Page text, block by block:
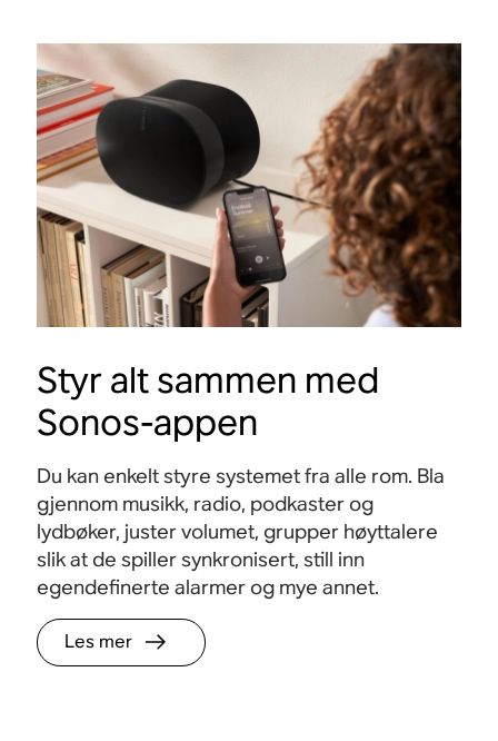
Styr alt sammen med
Sonos-appen
Du kan enkelt styre systemet fra alle rom. Bla
gjennom musikk, radio, podkaster og
lydbøker, juster volumet, grupper høyttalere
slik at de spiller synkronisert, still inn
egendefinerte alarmer og mye annet.
Les mer